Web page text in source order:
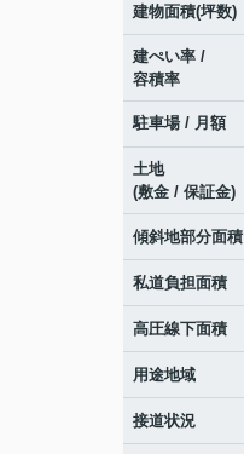
建物面積(坪数)
建ぺい率 /
容積率
駐車場 / 月額
土地
(敷金 / 保証金)
傾斜地部分面積
私道負担面積
高圧線下面積
用途地域
接道状況